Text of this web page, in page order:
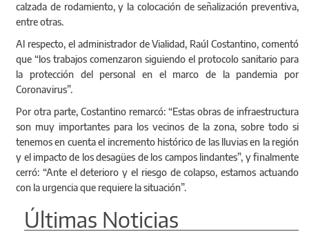
calzada de rodamiento, y la colocación de señalización preventiva,
entre otras.
Al respecto, el administrador de Vialidad, Raúl Costantino, comentó
que “los trabajos comenzaron siguiendo el protocolo sanitario para
la protección del personal en el marco de la pandemia por
Coronavirus”.
Por otra parte, Costantino remarcó: “Estas obras de infraestructura
son muy importantes para los vecinos de la zona, sobre todo si
tenemos en cuenta el incremento histórico de las lluvias en la región
y el impacto de los desagües de los campos lindantes”, y finalmente
cerró: “Ante el deterioro y el riesgo de colapso, estamos actuando
con la urgencia que requiere la situación”.
Últimas Noticias